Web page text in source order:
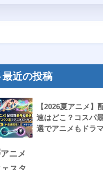
最近の投稿
【2026夏アニメ】
速はどこ？コスパ
選でアニメもドラ